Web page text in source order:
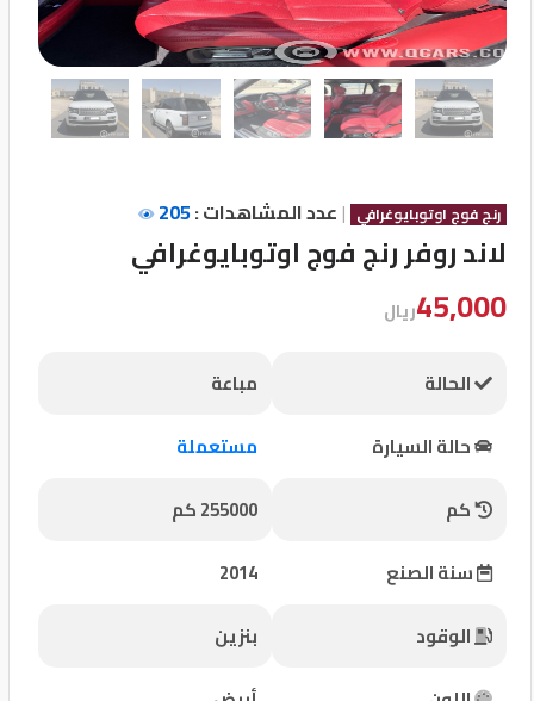
تسجيل
الدخول
English
مستثمري
السيارات
مطلوب
شركات
مميزة
إتصل
بنا
رنج فوج اوتوبايوغرافي | عدد المشاهدات :205
لاند روفر رنج فوج اوتوبايوغرافي
45,000ريال
الحالة
مباعة
حالة السيارة
مستعملة
كم
255000 كم
سنة الصنع
2014
الوقود
بنزين